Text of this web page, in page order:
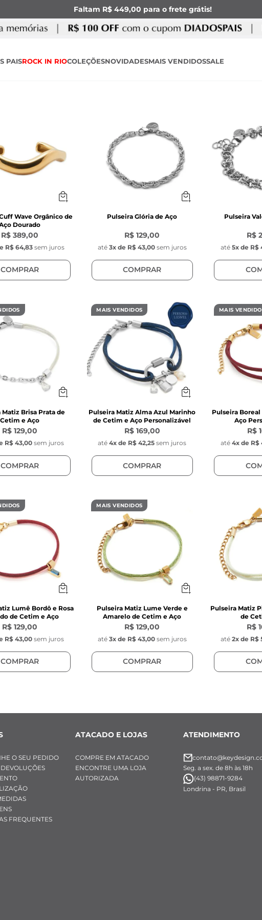
Faltam R$ 449,00 para o frete grátis!
PAISROCK IN RIOCOLEÇÕESNOVIDADESMAIS VENDIDOSSALE
Wave Orgânico de
Dourado
R$ 389,00
R$ 64,83 sem juros
COMPRAR
Pulseira Glória de Aço
R$ 129,00
até 3x de R$ 43,00 sem juros
COMPRAR
Pulseira
R$
até 5x de R$
Matiz Brisa Prata de
Cetim e Aço
R$ 129,00
R$ 43,00 sem juros
COMPRAR
MAIS VENDIDOS
Pulseira Matiz Alma Azul Marinho
de Cetim e Aço Personalizável
R$ 169,00
até 4x de R$ 42,25 sem juros
COMPRAR
MAIS
Pulseira
Aço
R$
até 4x de R$
Lumê Bordô e Rosa
de Cetim e Aço
R$ 129,00
R$ 43,00 sem juros
COMPRAR
MAIS VENDIDOS
Pulseira Matiz Lume Verde e
Amarelo de Cetim e Aço
R$ 129,00
até 3x de R$ 43,00 sem juros
COMPRAR
Pulseira Matiz
de
R$
até 2x de R$
O SEU PEDIDO
FREQUENTES
ATACADO E LOJAS
COMPRE EM ATACADO
ENCONTRE UMA LOJA
AUTORIZADA
ATENDIMENTO
Seg. a sex. de 8h às 18h
(43) 98871-9284
Londrina - PR, Brasil